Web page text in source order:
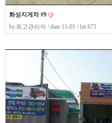
화성지게차 #9
by.최고관리자 / date.11-01 / hit.671